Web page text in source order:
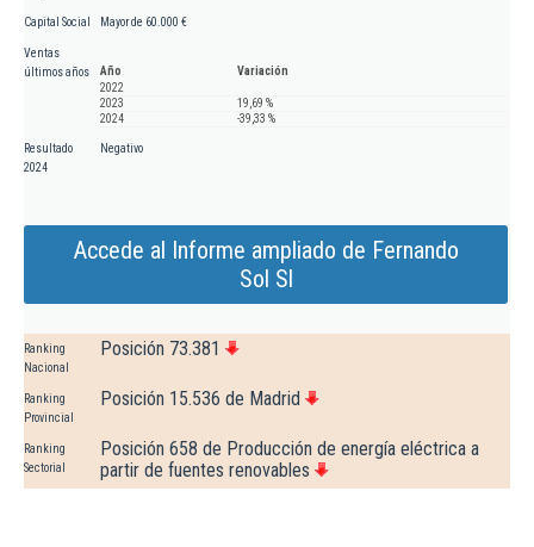
Capital Social Mayor de 60.000 €
Ventas
últimos años
Año
Variación
2022
2023
19,69 %
2024
-39,33 %
Resultado
2024
Negativo
Accede al Informe ampliado de Fernando
Sol Sl
Ranking
Nacional
Posición 73.381
Ranking
Provincial
Posición 15.536 de Madrid
Ranking
Sectorial
Posición 658 de Producción de energía eléctrica a
partir de fuentes renovables